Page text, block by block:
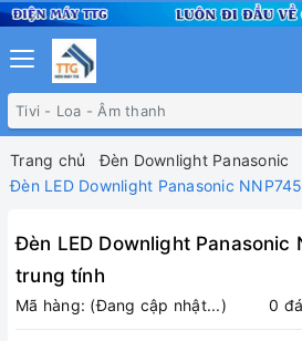
Trang chủ
Đèn Downlight Panasonic
Đèn LED Downlight Panasonic
Đèn LED Downlight Panasonic
trung tính
Mã hàng: (Đang cập nhật...) 0